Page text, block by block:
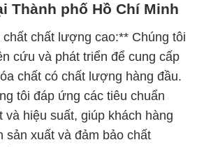
Thành phố Hồ Chí Minh
chất lượng cao:** Chúng tôi
cứu và phát triển để cung cấp
chất có chất lượng hàng đầu.
tôi đáp ứng các tiêu chuẩn
và hiệu suất, giúp khách hàng
sản xuất và đảm bảo chất